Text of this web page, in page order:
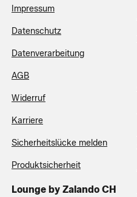
Impressum
Datenschutz
Datenverarbeitung
AGB
Widerruf
Karriere
Sicherheitslücke melden
Produktsicherheit
Lounge by Zalando CH